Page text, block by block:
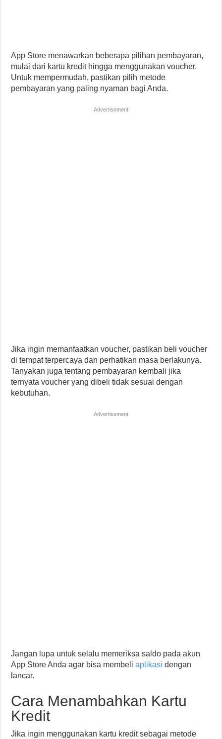
App Store menawarkan beberapa pilihan pembayaran,
mulai dari kartu kredit hingga menggunakan voucher.
Untuk mempermudah, pastikan pilih metode
pembayaran yang paling nyaman bagi Anda.
Advertisement
Jika ingin memanfaatkan voucher, pastikan beli voucher
di tempat terpercaya dan perhatikan masa berlakunya.
Tanyakan juga tentang pembayaran kembali jika
ternyata voucher yang dibeli tidak sesuai dengan
kebutuhan.
Advertisement
Jangan lupa untuk selalu memeriksa saldo pada akun
App Store Anda agar bisa membeliaplikasi dengan
lancar.
Cara Menambahkan Kartu
Kredit
Jika ingin menggunakan kartu kredit sebagai metode